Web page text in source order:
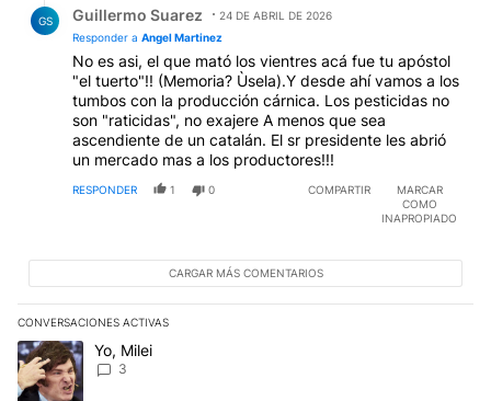
GS Guillermo Suarez
24 DE ABRIL DE 2026
Responder a Angel Martinez
No es asi, el que mató los vientres acá fue tu apóstol
"el tuerto"!! (Memoria? Ùsela).Y desde ahí vamos a los
tumbos con la producción cárnica. Los pesticidas no
son "raticidas", no exajere A menos que sea
ascendiente de un catalán. El sr presidente les abrió
un mercado mas a los productores!!!
RESPONDER 1 0 COMPARTIR
MARCAR
COMO
INAPROPIADO
CARGAR MÁS COMENTARIOS
CONVERSACIONES ACTIVAS
Este listado muestra los artículos con más comentarios en los
Un artículo de tendencia con el título "Yo, Milei" con 3
Yo, Milei
3